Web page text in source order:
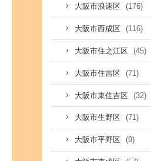
大阪市浪速区 (176)
大阪市西成区 (116)
大阪市住之江区 (45)
大阪市住吉区 (71)
大阪市東住吉区 (32)
大阪市生野区 (71)
大阪市平野区 (9)